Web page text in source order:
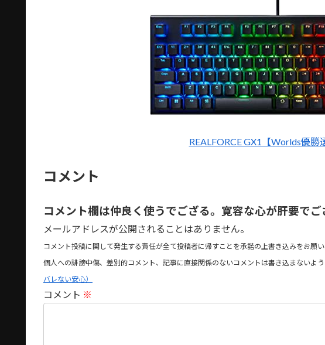
REALFORCE GX1【Worlds優勝
コメント
コメント欄は仲良く使うでござる。寛容な心が肝要でご
メールアドレスが公開されることはありません。
コメント投稿に関して発生する責任が全て投稿者に帰すことを承諾の上書き込みをお願
個人への誹謗中傷、差別的コメント、記事に直接関係のないコメントは書き込まないよう
バレない安心）
コメント ※